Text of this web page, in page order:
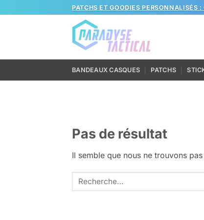
au
PATCHS ET GOODIES PERSONNALISÉS
BANDEAUX CASQUES PATCHS
Pas de résultat
Il semble que nous ne trouvons